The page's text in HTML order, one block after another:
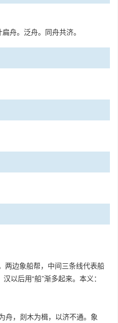
舟。泛舟。同舟共济。
两边象船帮，中间三条线代表船
以后用“船”渐多起来。本义：
舟，剡木为楫，以济不通。象